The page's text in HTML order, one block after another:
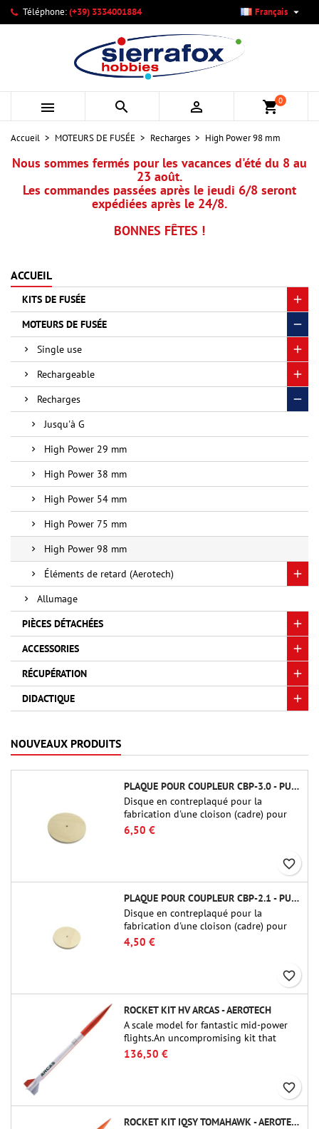
Téléphone:(+39) 3334001884 Français 
   shopping_cart0
Accueil MOTEURS DE FUSÉE Recharges High Power 98 mm
Nous sommes fermés pour les vacances d'été du 8 au
23 août.
Les commandes passées après le jeudi 6/8 seront
expédiées après le 24/8.
BONNES FÊTES !
ACCUEIL
KITS DE FUSÉE
MOTEURS DE FUSÉE
Single use
Rechargeable
Recharges
Jusqu'à G
High Power 29 mm
High Power 38 mm
High Power 54 mm
High Power 75 mm
High Power 98 mm
Éléments de retard (Aerotech)
Allumage
PIÈCES DÉTACHÉES
ACCESSORIES
RÉCUPÉRATION
DIDACTIQUE
NOUVEAUX PRODUITS
PLAQUE POUR COUPLEUR CBP-3.0 - PUBLIC MISSILES LTD.
Disque en contreplaqué pour la
fabrication d'une cloison (cadre) pour
raccords tubulaires de 75 mm de Public
Missiles Ltd. (PT-3.0/QT-3.0)
6,50 €
favorite_border
PLAQUE POUR COUPLEUR CBP-2.1 - PUBLIC MISSILES LTD.
Disque en contreplaqué pour la
fabrication d'une cloison (cadre) pour
raccords tubulaires de 54 mm de Public
Missiles Ltd. (PT-2.1 ou QT-2.1)
4,50 €
favorite_border
ROCKET KIT HV ARCAS - AEROTECH
A scale model for fantastic mid-power
flights.An uncompromising kit that
allows you to build a replica of one of
the most famous sounding-rocket ever.
136,50 €
favorite_border
ROCKET KIT IQSY TOMAHAWK - AEROTECH
Mes listes d'envies ×
Créer une nouvelle liste
((modalTitle)) ×
((confirmMessage))
((cancelText)) ((modalDeleteText))
Créer une liste d'envies ×
Nom de la liste d'envies
Annuler Créer une liste d'envies
Connexion ×
Vous devez être connecté pour ajouter des produits à votre
liste d'envies.
Annuler Connexion